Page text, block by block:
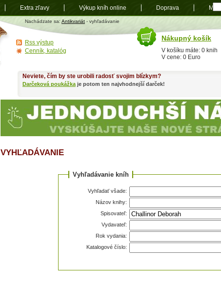
Antikvariát
shop.sk
Nachádzate sa: Antikvariát - vyhľadávanie
VYHĽADÁVANIE
Vyhľadávanie kníh
Vyhľadať všade:
Názov knihy:
Spisovateľ:
Vydavateľ:
Rok vydania:
Katalogové číslo:
Neviete, čím by ste urobili radosť svojim blízkym?
Darčeková poukážka je potom ten najvhodnejší darček!
Nákupný košík
V košíku máte: 0 knih
V cene: 0 Euro
Rss výstup
Cenník, katalóg
Extra zľavy Výkup kníh online Doprava Mapa